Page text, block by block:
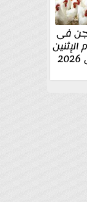
فى
الإثنين